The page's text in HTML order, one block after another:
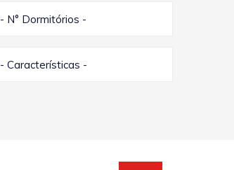
- N° Dormitórios -
- Características -